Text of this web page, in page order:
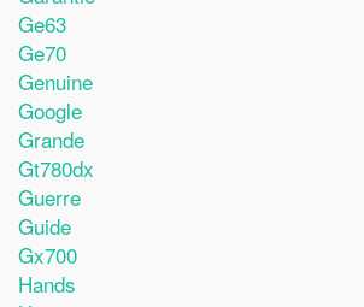
Ge63
Ge70
Genuine
Google
Grande
Gt780dx
Guerre
Guide
Gx700
Hands